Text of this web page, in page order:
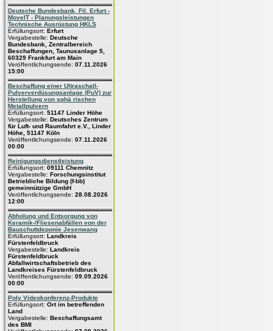
Deutsche Bundesbank, Fil. Erfurt -
MoveIT - Planungsleistungen
Technische Ausrüstung HKLS
Erfüllungsort: Erfurt
Vergabestelle: Deutsche
Bundesbank, Zentralbereich
Beschaffungen, Taunusanlage 5,
60329 Frankfurt am Main
Veröffentlichungsende: 07.11.2026
15:00
Beschaffung einer Ultraschall-
Pulververdüsungsanlage (PuV) zur
Herstellung von sphä rischen
Metallpulvern
Erfüllungsort: 51147 Linder Höhe
Vergabestelle: Deutsches Zentrum
für Luft- und Raumfahrt e.V., Linder
Höhe, 51147 Köln
Veröffentlichungsende: 07.11.2026
00:00
Reinigungsdienstleistung
Erfüllungsort: 09111 Chemnitz
Vergabestelle: Forschungsinstitut
Betriebliche Bildung (f-bb)
gemeinnützige GmbH
Veröffentlichungsende: 28.08.2026
12:00
Abholung und Entsorgung von
Keramik-/Fliesenabfällen von der
Bauschuttdeponie Jesenwang
Erfüllungsort: Landkreis
Fürstenfeldbruck
Vergabestelle: Landkreis
Fürstenfeldbruck
Abfallwirtschaftsbetrieb des
Landkreises Fürstenfeldbruck
Veröffentlichungsende: 09.09.2026
00:00
Poly Videokonferenz-Produkte
Erfüllungsort: Ort im betreffenden
Land
Vergabestelle: Beschaffungsamt
des BMI